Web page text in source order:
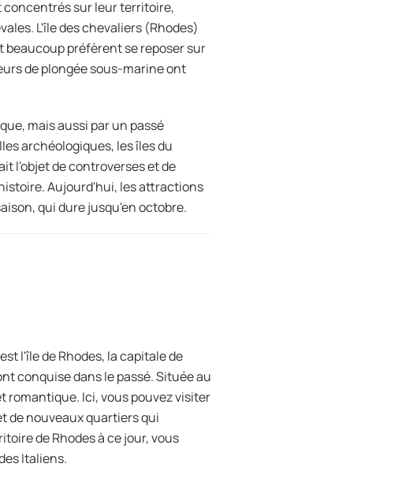
concentrés sur leur territoire,
L'île des chevaliers (Rhodes)
préfèrent se reposer sur
de plongée sous-marine ont
mais aussi par un passé
archéologiques, les îles du
l'objet de controverses et de
Aujourd'hui, les attractions
qui dure jusqu'en octobre.
l'île de Rhodes, la capitale de
conquise dans le passé. Située au
romantique. Ici, vous pouvez visiter
de nouveaux quartiers qui
de Rhodes à ce jour, vous
Italiens.